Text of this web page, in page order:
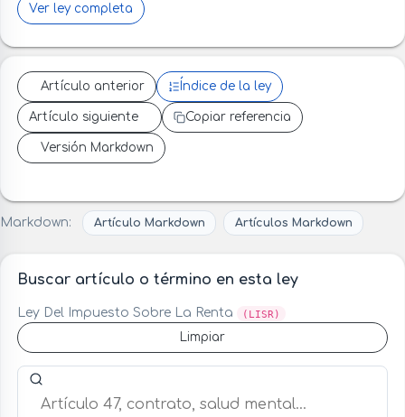
Ver ley completa
Artículo anterior Índice de la ley
Artículo siguiente Copiar referencia
Versión Markdown
Markdown: Artículo Markdown Artículos Markdown
Buscar artículo o término en esta ley
Ley Del Impuesto Sobre La Renta (LISR)
Limpiar
Buscar artículo o término en esta ley